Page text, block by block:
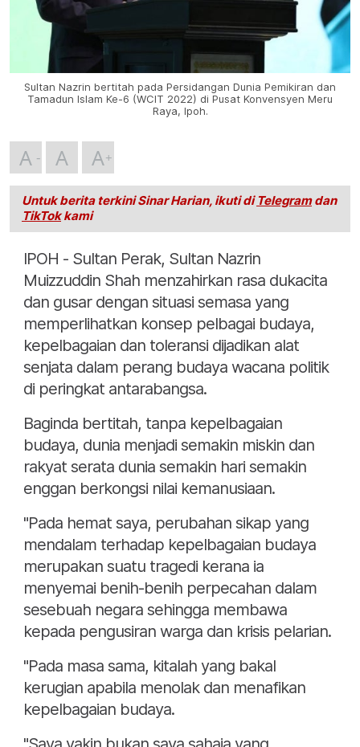
Sultan Nazrin bertitah pada Persidangan Dunia Pemikiran dan
Tamadun Islam Ke-6 (WCIT 2022) di Pusat Konvensyen Meru
Raya, Ipoh.
A A A
Untuk berita terkini Sinar Harian, ikuti di Telegramdan
TikTokkami
IPOH - Sultan Perak, Sultan Nazrin
Muizzuddin Shah menzahirkan rasa dukacita
dan gusar dengan situasi semasa yang
memperlihatkan konsep pelbagai budaya,
kepelbagaian dan toleransi dijadikan alat
senjata dalam perang budaya wacana politik
di peringkat antarabangsa.
Baginda bertitah, tanpa kepelbagaian
budaya, dunia menjadi semakin miskin dan
rakyat serata dunia semakin hari semakin
enggan berkongsi nilai kemanusiaan.
"Pada hemat saya, perubahan sikap yang
mendalam terhadap kepelbagaian budaya
merupakan suatu tragedi kerana ia
menyemai benih-benih perpecahan dalam
sesebuah negara sehingga membawa
kepada pengusiran warga dan krisis pelarian.
"Pada masa sama, kitalah yang bakal
kerugian apabila menolak dan menafikan
kepelbagaian budaya.